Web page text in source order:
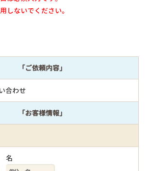
しないでください。
「ご依頼内容」
合わせ
「お客様情報」
名